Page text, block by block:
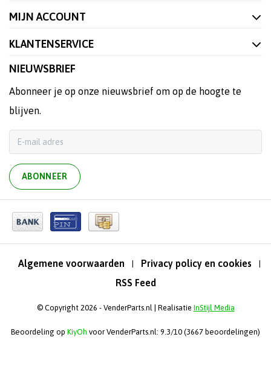
MIJN ACCOUNT
KLANTENSERVICE
NIEUWSBRIEF
Abonneer je op onze nieuwsbrief om op de hoogte te
blijven.
ABONNEER
Algemene voorwaarden | Privacy policy en cookies |
RSS Feed
© Copyright 2026 - VenderParts.nl | Realisatie InStijl Media
Beoordeling op KiyOh voor VenderParts.nl: 9.3/10 (3667 beoordelingen)